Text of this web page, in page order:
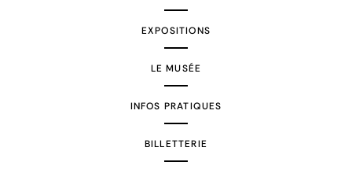
EXPOSITIONS
LE MUSÉE
INFOS PRATIQUES
BILLETTERIE